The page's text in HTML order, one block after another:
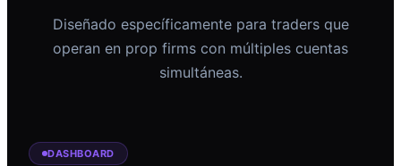
Diseñado específicamente para traders que
operan en prop firms con múltiples cuentas
simultáneas.
DASHBOARD